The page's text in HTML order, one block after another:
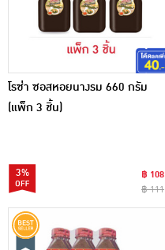
โรซ่า ซอสหอยนางรม 660 กรัม
(แพ็ก 3 ชิ้น)
3%
฿ 108
฿ 111